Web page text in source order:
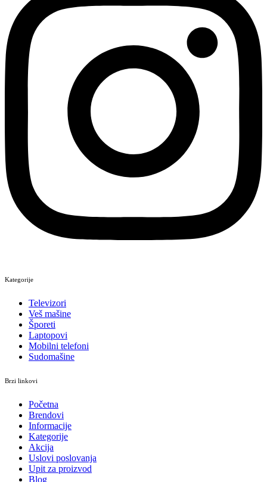
Kategorije
Televizori
Veš mašine
Šporeti
Laptopovi
Mobilni telefoni
Sudomašine
Brzi linkovi
Početna
Brendovi
Informacije
Kategorije
Akcija
Uslovi poslovanja
Upit za proizvod
Blog